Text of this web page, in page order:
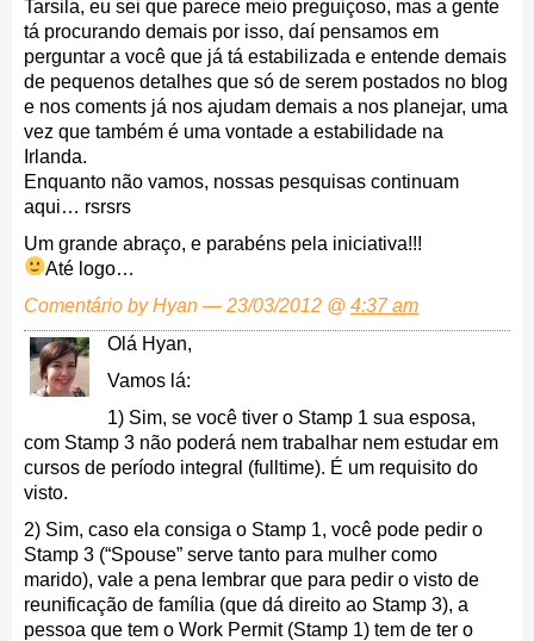
Tarsila, eu sei que parece meio preguiçoso, mas a gente
tá procurando demais por isso, daí pensamos em
perguntar a você que já tá estabilizada e entende demais
de pequenos detalhes que só de serem postados no blog
e nos coments já nos ajudam demais a nos planejar, uma
vez que também é uma vontade a estabilidade na
Irlanda.
Enquanto não vamos, nossas pesquisas continuam
aqui… rsrsrs
Um grande abraço, e parabéns pela iniciativa!!!
Até logo…
Comentário by Hyan — 23/03/2012 @ 4:37 am
Olá Hyan,
Vamos lá:
1) Sim, se você tiver o Stamp 1 sua esposa,
com Stamp 3 não poderá nem trabalhar nem estudar em
cursos de período integral (fulltime). É um requisito do
visto.
2) Sim, caso ela consiga o Stamp 1, você pode pedir o
Stamp 3 (“Spouse” serve tanto para mulher como
marido), vale a pena lembrar que para pedir o visto de
reunificação de família (que dá direito ao Stamp 3), a
pessoa que tem o Work Permit (Stamp 1) tem de ter o